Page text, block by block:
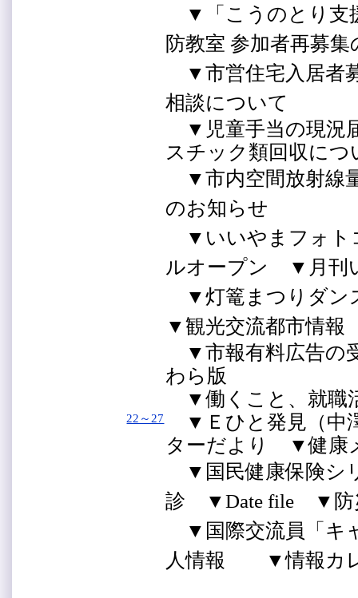
▼「こうのとり支
防教室 参加者再募
▼市営住宅入居者
相談について
▼児童手当の現況
スチック類回収に
▼市内空間放射線
のお知らせ
▼いいやまフォ
ルオープン
▼月刊
▼灯篭まつりダン
▼観光交流都市
▼市報有料広告の
わら版
▼働くこと、就職
22～27
▼Ｅひと発見（中
ターだより ▼健
▼国民健康保険シ
診 ▼Date file ▼
▼国際交流員「キ
人情報 ▼情報カ